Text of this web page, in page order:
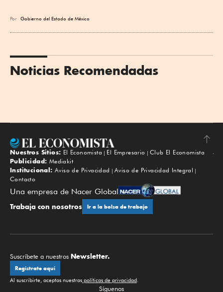
Por Gobierno del Estado de México
Noticias Recomendadas
Subir
Nuestros Sitios: El Economista El Empresario
Club El Economista
Publicidad: Mediakit
Institucional: Aviso de Privacidad
Aviso de Privacidad Integral
Contacto
Una empresa de Nacer Global
Trabaja con nosotros Ir a la bolsa de trabajo
Suscríbete a nuestros Newsletter.
Regístrate aquí
Al suscribirte, aceptas nuestras políticas de privacidad.
Síguenos